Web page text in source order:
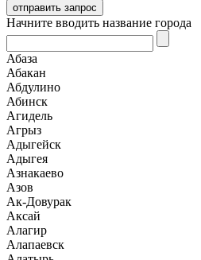
отправить запрос
Начните вводить название города
Абаза
Абакан
Абдулино
Абинск
Агидель
Агрыз
Адыгейск
Адыгея
Азнакаево
Азов
Ак-Довурак
Аксай
Алагир
Алапаевск